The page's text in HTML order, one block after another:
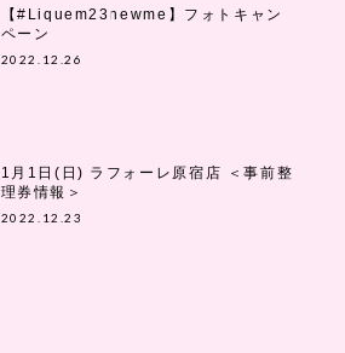
【#Liquem23newme】フォトキャン
ペーン
2022.12.26
1月1日(日) ラフォーレ原宿店 ＜事前整
理券情報＞
2022.12.23